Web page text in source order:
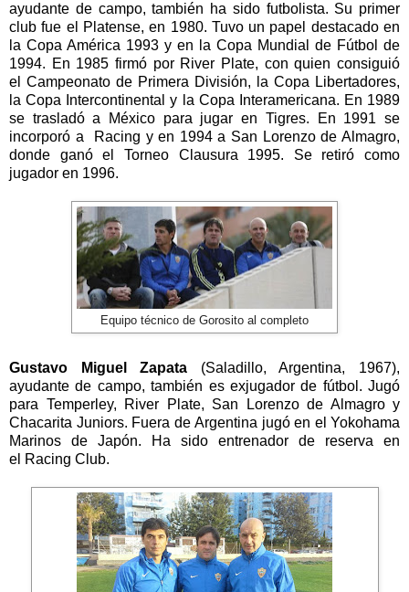
ayudante de campo, también ha sido futbolista. Su primer
club fue el Platense, en 1980. Tuvo un papel destacado en
la Copa América 1993 y en la Copa Mundial de Fútbol de
1994. En 1985 firmó por River Plate, con quien consiguió
el Campeonato de Primera División,
la Copa Libertadores,
la Copa Intercontinental y la Copa Interamericana. En 1989
se trasladó a México para jugar en Tigres. En 1991 se
incorporó a Racing y en 1994 a San Lorenzo de Almagro,
donde ganó el Torneo Clausura 1995. Se retiró como
jugador en 1996.
Equipo técnico de Gorosito al completo
Gustavo Miguel Zapata (Saladillo, Argentina, 1967),
ayudante de campo, también es exjugador de fútbol. Jugó
para Temperley, River Plate, San Lorenzo de Almagro y
Chacarita Juniors. Fuera de Argentina jugó en el Yokohama
Marinos de Japón. Ha sido entrenador de reserva en
el Racing Club.